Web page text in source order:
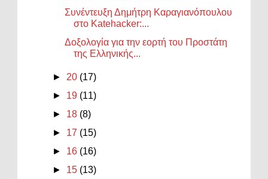
Συνέντευξη Δημήτρη Καραγιανόπουλου
στο Katehacker:...
Δοξολογία για την εορτή του Προστάτη
της Ελληνικής...
► 20 (17)
► 19 (11)
► 18 (8)
► 17 (15)
► 16 (16)
► 15 (13)